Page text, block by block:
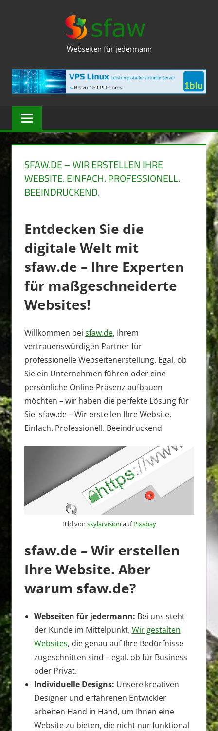
Webseiten für jedermann
SFAW.DE – WIR ERSTELLEN IHRE
WEBSITE. EINFACH. PROFESSIONELL.
BEEINDRUCKEND.
Entdecken Sie die
digitale Welt mit
sfaw.de – Ihre Experten
für maßgeschneiderte
Websites!
Willkommen bei sfaw.de, Ihrem
vertrauenswürdigen Partner für
professionelle Webseitenerstellung. Egal, ob
Sie ein Unternehmen führen oder eine
persönliche Online-Präsenz aufbauen
möchten – wir haben die perfekte Lösung für
Sie! sfaw.de – Wir erstellen Ihre Website.
Einfach. Professionell. Beeindruckend.
Bild von skylarvision aufPixabay
sfaw.de – Wir erstellen
Ihre Website. Aber
warum sfaw.de?
Webseiten für jedermann: Bei uns steht
der Kunde im Mittelpunkt. Wir gestalten
Websites, die genau auf Ihre Bedürfnisse
zugeschnitten sind – egal, ob für Business
oder Privat.
Individuelle Designs: Unsere kreativen
Designer und erfahrenen Entwickler
arbeiten Hand in Hand, um Ihnen eine
Website zu bieten, die nicht nur funktional